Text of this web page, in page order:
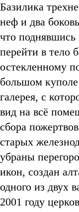
Базилика
неф и два
что
перейти в тело
остекленному
большом куполе
галерея, с
вид на всё
сбора
старых
убраны
икон, создан
одного из двух
2001 году